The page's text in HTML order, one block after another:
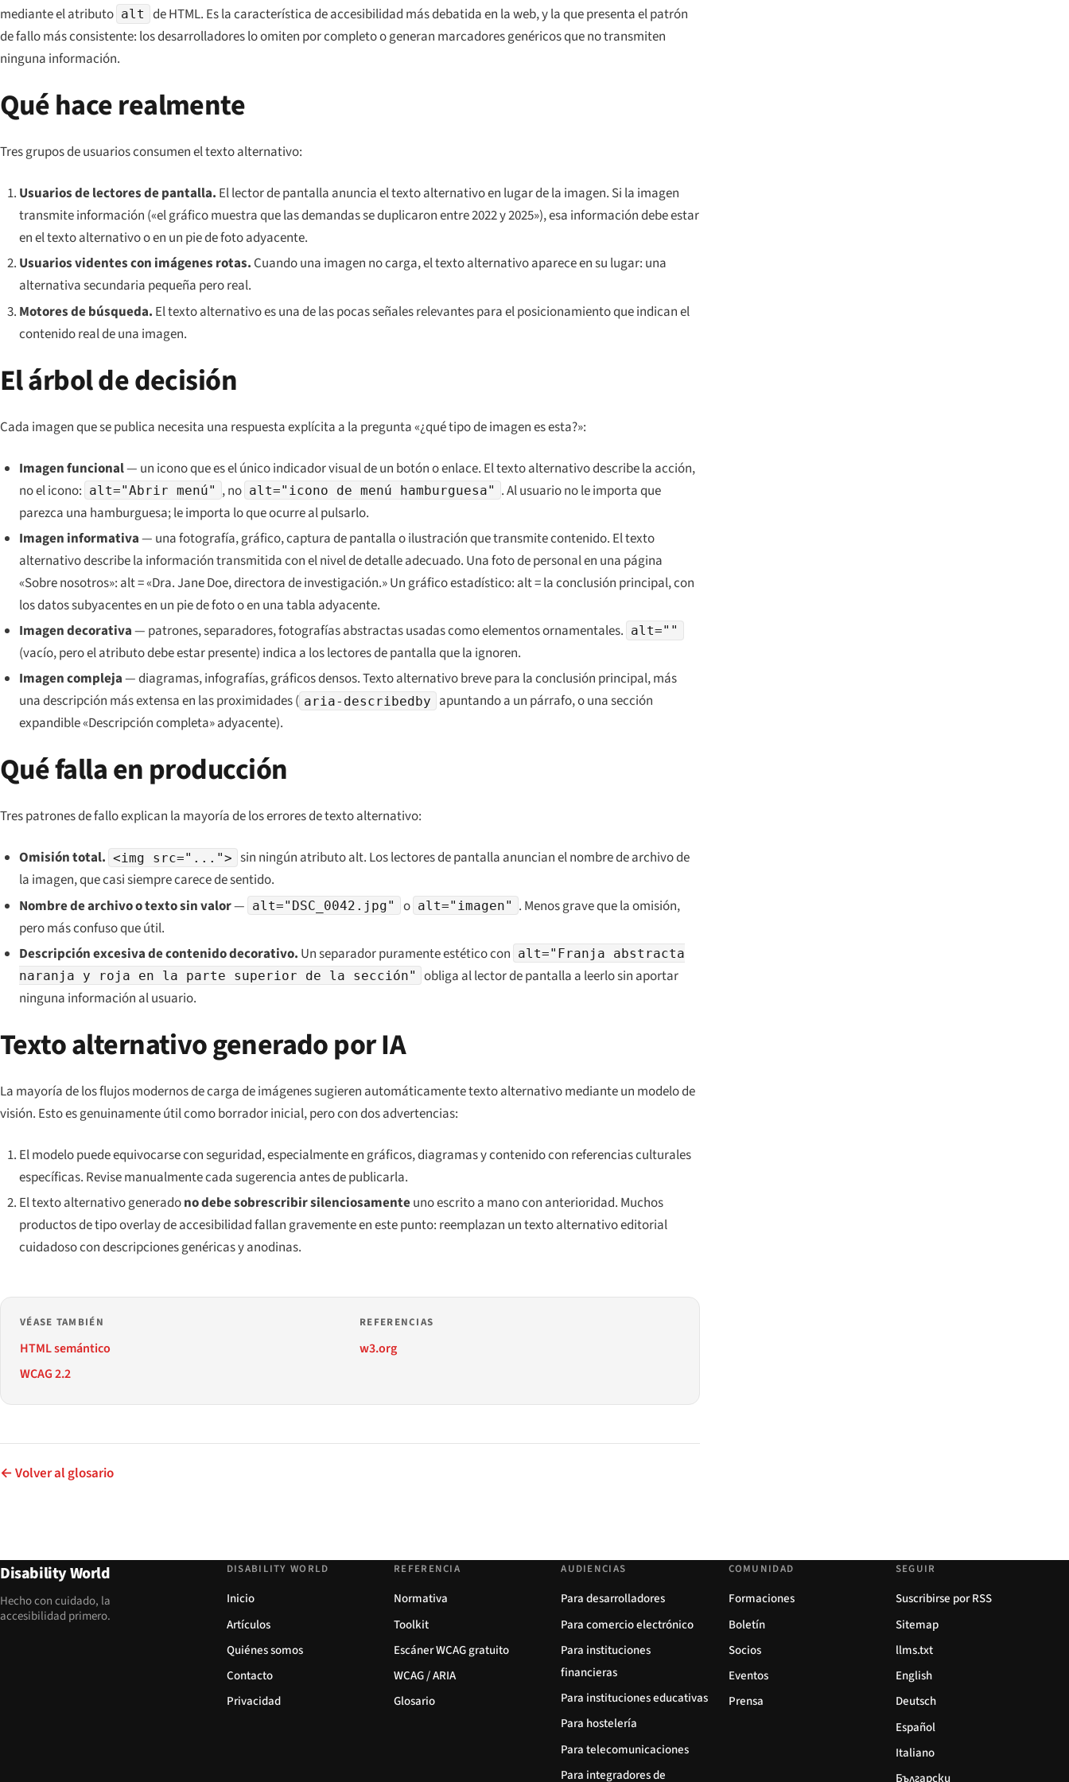
mediante el atributo alt
de HTML. Es la característica de accesibilidad más debatida en la web, y la que presenta el patrón
de fallo más consistente: los desarrolladores lo omiten por completo o generan marcadores genéricos que no transmiten
ninguna información.
Qué hace realmente
Tres grupos de usuarios consumen el texto alternativo:
Usuarios de lectores de pantalla. El lector de pantalla anuncia el texto alternativo en lugar de la imagen. Si la imagen
transmite información («el gráfico muestra que las demandas se duplicaron entre 2022 y 2025»), esa información debe estar
en el texto alternativo o en un pie de foto adyacente.
Usuarios videntes con imágenes rotas. Cuando una imagen no carga, el texto alternativo aparece en su lugar: una
alternativa secundaria pequeña pero real.
Motores de búsqueda. El texto alternativo es una de las pocas señales relevantes para el posicionamiento que indican el
contenido real de una imagen.
El árbol de decisión
Cada imagen que se publica necesita una respuesta explícita a la pregunta «¿qué tipo de imagen es esta?»:
Imagen funcional— un icono que es el único indicador visual de un botón o enlace. El texto alternativo describe la acción,
no el icono: alt="Abrir menú" , no alt="icono de menú hamburguesa" . Al usuario no le importa que
parezca una hamburguesa; le importa lo que ocurre al pulsarlo.
Imagen informativa— una fotografía, gráfico, captura de pantalla o ilustración que transmite contenido. El texto
alternativo describe la información transmitida con el nivel de detalle adecuado. Una foto de personal en una página
«Sobre nosotros»: alt = «Dra. Jane Doe, directora de investigación.» Un gráfico estadístico: alt = la conclusión principal, con
los datos subyacentes en un pie de foto o en una tabla adyacente.
Imagen decorativa— patrones, separadores, fotografías abstractas usadas como elementos ornamentales. alt=""
(vacío, pero el atributo debe estar presente) indica a los lectores de pantalla que la ignoren.
Imagen compleja— diagramas, infografías, gráficos densos. Texto alternativo breve para la conclusión principal, más
una descripción más extensa en las proximidades ( aria-describedby
apuntando a un párrafo, o una sección
expandible «Descripción completa» adyacente).
Qué falla en producción
Tres patrones de fallo explican la mayoría de los errores de texto alternativo:
Omisión total. <img src="..."> sin ningún atributo alt. Los lectores de pantalla anuncian el nombre de archivo de
la imagen, que casi siempre carece de sentido.
Nombre de archivo o texto sin valor— alt="DSC_0042.jpg" o alt="imagen" . Menos grave que la omisión,
pero más confuso que útil.
Descripción excesiva de contenido decorativo. Un separador puramente estético con alt="Franja abstracta
naranja y roja en la parte superior de la sección"
obliga al lector de pantalla a leerlo sin aportar
ninguna información al usuario.
Texto alternativo generado por IA
La mayoría de los flujos modernos de carga de imágenes sugieren automáticamente texto alternativo mediante un modelo de
visión. Esto es genuinamente útil como borrador inicial, pero con dos advertencias:
El modelo puede equivocarse con seguridad, especialmente en gráficos, diagramas y contenido con referencias culturales
específicas. Revise manualmente cada sugerencia antes de publicarla.
El texto alternativo generadono debe sobrescribir silenciosamenteuno escrito a mano con anterioridad. Muchos
productos de tipo overlay de accesibilidad fallan gravemente en este punto: reemplazan un texto alternativo editorial
cuidadoso con descripciones genéricas y anodinas.
VÉASE TAMBIÉN
HTML semántico
WCAG 2.2
REFERENCIAS
w3.org
← Volver al glosario
Disability World
Hecho con cuidado, la
accesibilidad primero.
DISABILITY WORLD
Inicio
Artículos
Quiénes somos
Contacto
Privacidad
REFERENCIA
Normativa
Toolkit
Escáner WCAG gratuito
WCAG / ARIA
Glosario
AUDIENCIAS
Para desarrolladores
Para comercio electrónico
Para instituciones
financieras
Para instituciones educativas
Para hostelería
Para telecomunicaciones
Para integradores de
COMUNIDAD
Formaciones
Boletín
Socios
Eventos
Prensa
SEGUIR
Suscribirse por RSS
Sitemap
llms.txt
English
Deutsch
Español
Italiano
Български